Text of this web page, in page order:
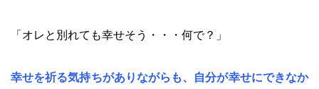
「オレと別れても幸せそう・・・何で？」
幸せを祈る気持ちがありながらも、自分が幸せにできなか